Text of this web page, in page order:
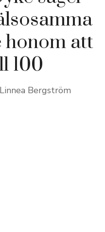
honom att
100
Linnea Bergström